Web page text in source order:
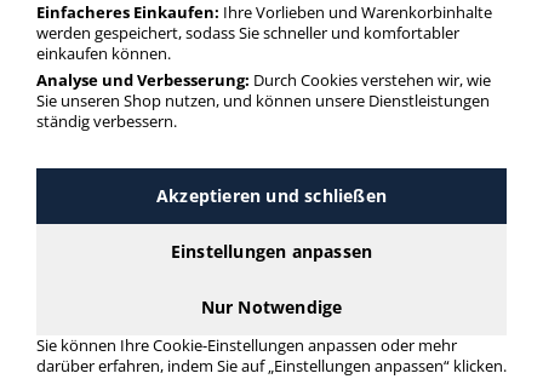
Schnellhefter gelb
mehr Infos zur Kategorie
Schnellhefter
Schnellhefter
Kunststoff
Einfacheres Einkaufen: Ihre Vorlieben und Warenkorbinhalte
werden gespeichert, sodass Sie schneller und komfortabler
einkaufen können.
Analyse und Verbesserung: Durch Cookies verstehen wir, wie
Sie unseren Shop nutzen, und können unsere Dienstleistungen
ständig verbessern.
Akzeptieren und schließen
Einstellungen anpassen
Nur Notwendige
Sie können Ihre Cookie-Einstellungen anpassen oder mehr
darüber erfahren, indem Sie auf „Einstellungen anpassen“ klicken.